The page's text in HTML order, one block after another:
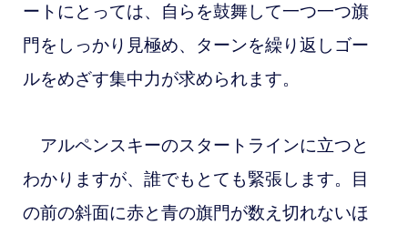
ートにとっては、自らを鼓舞して一つ一つ旗
門をしっかり見極め、ターンを繰り返しゴー
ルをめざす集中力が求められます。
アルペンスキーのスタートラインに立つと
わかりますが、誰でもとても緊張します。目
の前の斜面に赤と青の旗門が数え切れないほ